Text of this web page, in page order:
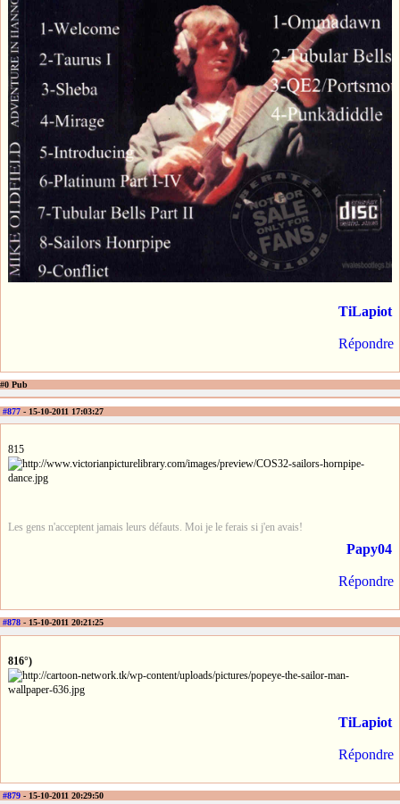
TiLapiot
Répondre
#0 Pub
#877 - 15-10-2011 17:03:27
815
Les gens n'acceptent jamais leurs défauts. Moi je le ferais si j'en avais!
Papy04
Répondre
#878 - 15-10-2011 20:21:25
816°)
TiLapiot
Répondre
#879 - 15-10-2011 20:29:50